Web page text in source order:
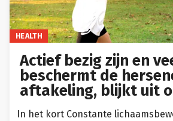
HEALTH
Actief bezig zijn en
beschermt de
aftakeling, blijkt uit
In het kort Constante